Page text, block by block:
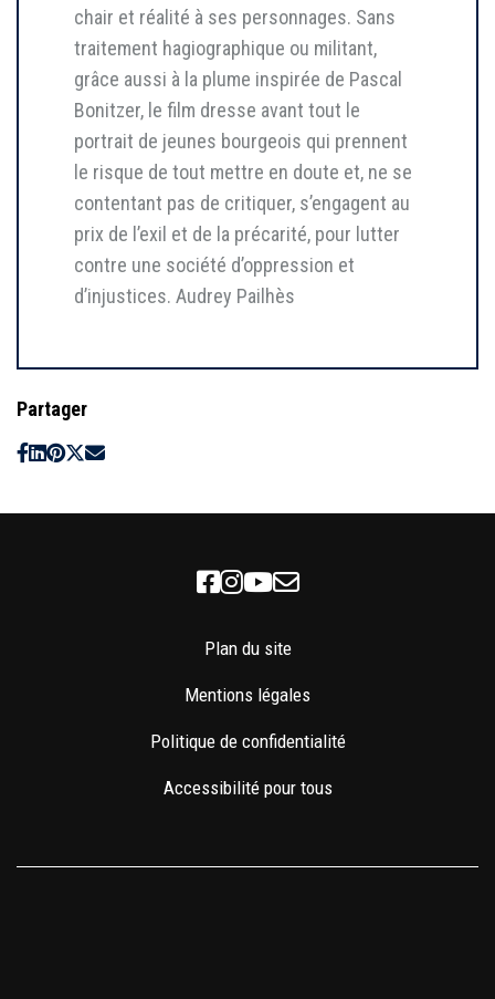
chair et réalité à ses personnages. Sans
traitement hagiographique ou militant,
grâce aussi à la plume inspirée de Pascal
Bonitzer, le film dresse avant tout le
portrait de jeunes bourgeois qui prennent
le risque de tout mettre en doute et, ne se
contentant pas de critiquer, s’engagent au
prix de l’exil et de la précarité, pour lutter
contre une société d’oppression et
d’injustices. Audrey Pailhès
Partager
Facebook
Instagram
Youtube
Newsletter
Plan du site
Mentions légales
Politique de confidentialité
Accessibilité pour tous